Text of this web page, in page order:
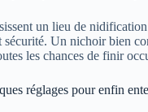
un lieu de
sécurité. Un nichoir bien
les chances de finir
réglages pour enfin